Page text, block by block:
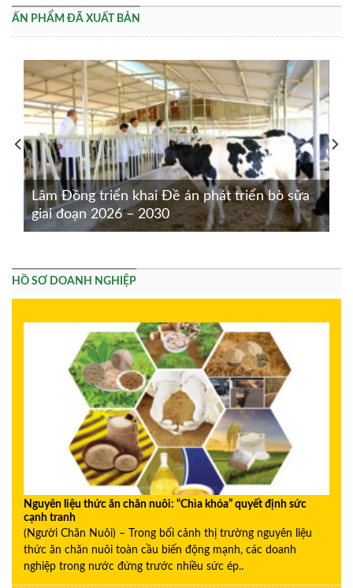
ẤN PHẨM ĐÃ XUẤT BẢN
Lâm Đồng triển khai Đề án phát triển bò sữa
giai đoạn 2026 – 2030
HỒ SƠ DOANH NGHIỆP
Nguyên liệu thức ăn chăn nuôi: “Chìa khóa” quyết định sức
cạnh tranh
(Người Chăn Nuôi) – Trong bối cảnh thị trường nguyên liệu
thức ăn chăn nuôi toàn cầu biến động mạnh, các doanh
nghiệp trong nước đứng trước nhiều sức ép..